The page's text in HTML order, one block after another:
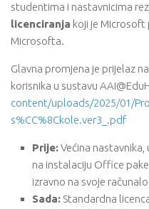
studentima i nastavnicima
licenciranja koji je
Microsofta.
Glavna promjena je prijelaz na
korisnika u sustavu
content/uploads/2025/01/
s%CC%8Ckole.ver3_.pdf
Prije:Većina
na instalaciju Office
izravno na svoje
Sada: Standardna